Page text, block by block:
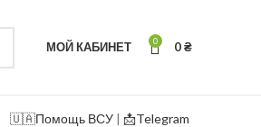
МОЙ КАБИНЕТ 0 0₴
🇺🇦Помощь ВСУ | 📩Telegram